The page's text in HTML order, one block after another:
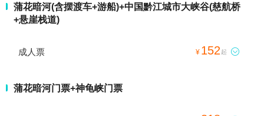
蒲花暗河(含摆渡车+游船)+中国黔江城市大峡谷(慈航桥
+悬崖栈道)
成人票 ¥ 152 起 
蒲花暗河门票+神龟峡门票